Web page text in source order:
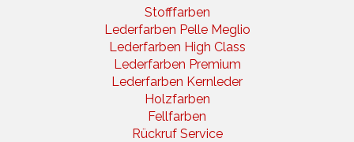
Stofffarben
Lederfarben Pelle Meglio
Lederfarben High Class
Lederfarben Premium
Lederfarben Kernleder
Holzfarben
Fellfarben
Rückruf Service